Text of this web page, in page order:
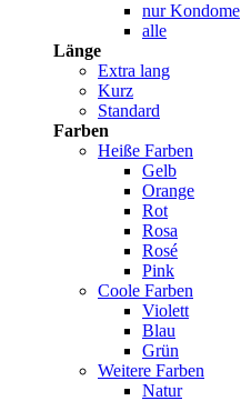
nur Kondome
alle
Länge
Extra lang
Kurz
Standard
Farben
Heiße Farben
Gelb
Orange
Rot
Rosa
Rosé
Pink
Coole Farben
Violett
Blau
Grün
Weitere Farben
Natur